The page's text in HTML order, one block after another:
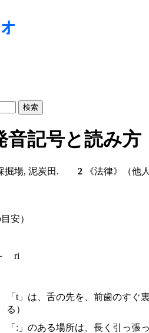
記号と読み方
掘場, 泥炭田. 2 《法律》（他
安）
ri
「t」は、舌の先を、前歯のす
る）
「ː」のある場所は、長く引っ